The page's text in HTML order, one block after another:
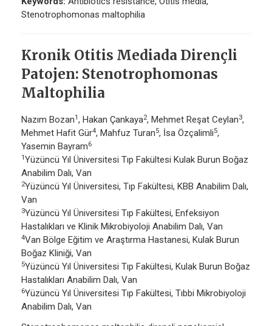
Stenotrophomonas maltophilia
Kronik Otitis Mediada Dirençli
Patojen: Stenotrophomonas
Maltophilia
Nazım Bozan1, Hakan Çankaya2, Mehmet Reşat Ceylan3,
Mehmet Hafit Gür4, Mahfuz Turan5, İsa Özçalimli5,
Yasemin Bayram6
1Yüzüncü Yıl Üniversitesi Tıp Fakültesi Kulak Burun Boğaz
Anabilim Dalı, Van
2Yüzüncü Yıl Üniversitesi, Tıp Fakültesi, KBB Anabilim Dalı,
Van
3Yüzüncü Yıl Üniversitesi Tıp Fakültesi, Enfeksiyon
Hastalıkları ve Klinik Mikrobiyoloji Anabilim Dalı, Van
4Van Bölge Eğitim ve Araştırma Hastanesi, Kulak Burun
Boğaz Kliniği, Van
5Yüzüncü Yıl Üniversitesi Tıp Fakültesi, Kulak Burun Boğaz
Hastalıkları Anabilim Dalı, Van
6Yüzüncü Yıl Üniversitesi Tıp Fakültesi, Tıbbi Mikrobiyoloji
Anabilim Dalı, Van